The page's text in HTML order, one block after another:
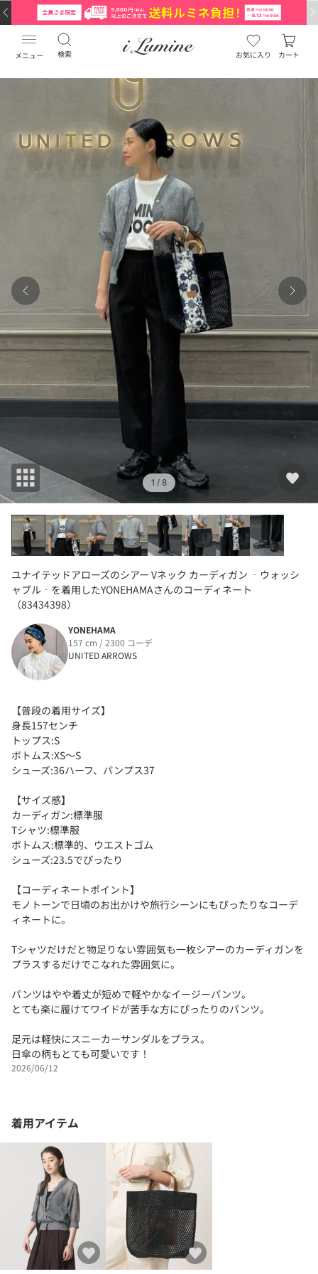
メニュー 検索 お気に入り カート
1 / 8
ユナイテッドアローズのシアー Vネック カーディガン ‐ウォッシ
ャブル‐を着用したYONEHAMAさんのコーディネート
（83434398）
YONEHAMA
157 cm / 2300 コーデ
UNITED ARROWS
【普段の着用サイズ】
身長157センチ
トップス:S
ボトムス:XS〜S
シューズ:36ハーフ、パンプス37
【サイズ感】
カーディガン:標準服
Tシャツ:標準服
ボトムス:標準的、ウエストゴム
シューズ:23.5でぴったり
【コーディネートポイント】
モノトーンで日頃のお出かけや旅行シーンにもぴったりなコーデ
ィネートに。
Tシャツだけだと物足りない雰囲気も一枚シアーのカーディガンを
プラスするだけでこなれた雰囲気に。
パンツはやや着丈が短めで軽やかなイージーパンツ。
とても楽に履けてワイドが苦手な方にぴったりのパンツ。
足元は軽快にスニーカーサンダルをプラス。
日傘の柄もとても可愛いです！
2026/06/12
着用アイテム